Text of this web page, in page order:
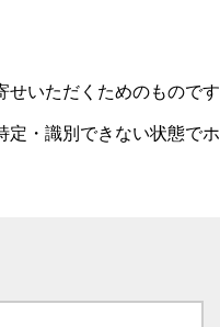
いただくためのもので
・識別できない状態で